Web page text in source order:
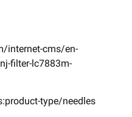
internet-cms/en-
filter-lc7883m-
type/needles